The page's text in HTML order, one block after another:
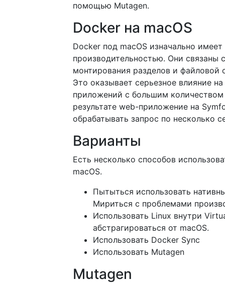
помощью Mutagen.
Docker на macOS
Docker под macOS изначально
производительностью. Они связаны
монтирования разделов и файловой
Это оказывает серьезное влияние
приложений с большим
результате web-приложение на
обрабатывать запрос по несколько
Варианты
Есть несколько способов
macOS.
Пытыться использовать
Мириться с проблемами
Использовать Linux внутри
абстрагироваться от macOS.
Использовать Docker Sync
Использовать Mutagen
Mutagen